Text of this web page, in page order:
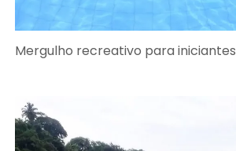
Mergulho recreativo para iniciantes